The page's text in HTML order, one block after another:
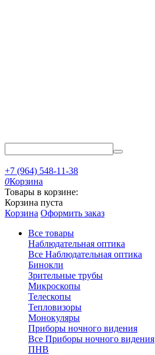
+7 (964) 548-11-38
0Корзина
Товары в корзине:
Корзина пуста
Корзина Оформить заказ
Все товары
Наблюдательная оптика
Все Наблюдательная оптика
Бинокли
Зрительные трубы
Микроскопы
Телескопы
Тепловизоры
Монокуляры
Приборы ночного видения
Все Приборы ночного видения
ПНВ